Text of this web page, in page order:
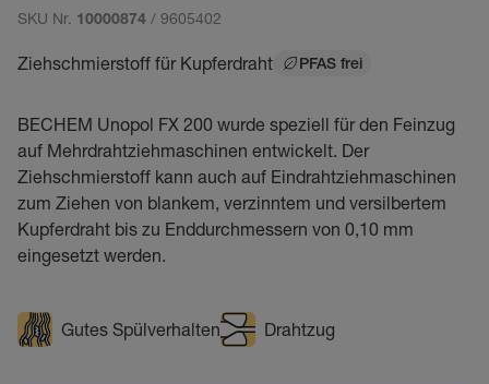
SKU Nr. 10000874 / 9605402
Ziehschmierstoff für Kupferdraht PFAS frei
BECHEM Unopol FX 200 wurde speziell für den Feinzug
auf Mehrdrahtziehmaschinen entwickelt. Der
Ziehschmierstoff kann auch auf Eindrahtziehmaschinen
zum Ziehen von blankem, verzinntem und versilbertem
Kupferdraht bis zu Enddurchmessern von 0,10 mm
eingesetzt werden.
Gutes Spülverhalten Drahtzug